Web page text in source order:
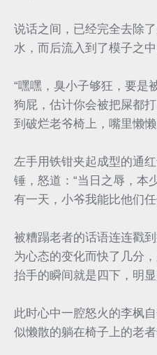
说话之间，已经完全去除
水，而后流入到了模子之中
“嘿嘿，臭小子够狂，要是
狗屁，估计你会被把屎都
到破烂老爷椅上，嘴里懒懒
左手用铁钳夹起成型的通
锤，怒道：“当日之辱，本
有一天，小爷我能比他们
被糟蹋老者的话语连连戳
为心态的变化而快了几分
抬手的瞬间就是四下，明
此时心中一腔怒火的李枫
似懒散的躺在椅子上的老